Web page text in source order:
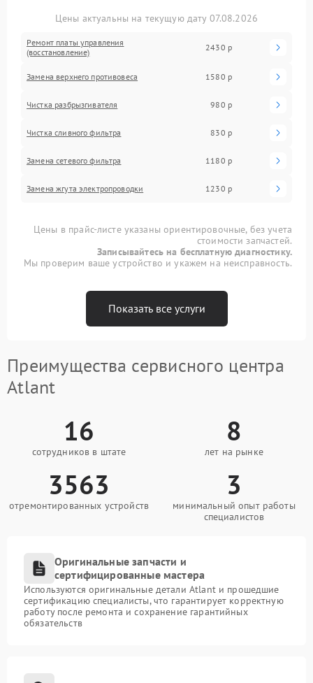
Цены актуальны на текущую дату 07.08.2026
Ремонт платы управления
(восстановление)
2430 р
Замена верхнего противовеса 1580 р
Чистка разбрызгивателя 980 р
Чистка сливного фильтра 830 р
Замена сетевого фильтра 1180 р
Замена жгута электропроводки 1230 р
Цены в прайс-листе указаны ориентировочные, без учета
стоимости запчастей.
Записывайтесь на бесплатную диагностику.
Мы проверим ваше устройство и укажем на неисправность.
Показать все услуги
Преимущества сервисного центра
Atlant
16
сотрудников в штате
8
лет на рынке
3563
отремонтированных устройств
3
минимальный опыт работы
специалистов
Оригинальные запчасти и
сертифицированные мастера
Используются оригинальные детали Atlant и прошедшие
сертификацию специалисты, что гарантирует корректную
работу после ремонта и сохранение гарантийных
обязательств